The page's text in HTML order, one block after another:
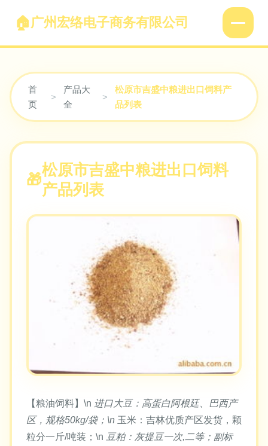
广州宏络电子商务有限公司
首
页
>
产品大
全
>
松原市吉盛中粮进出口饲料产
品列表
松原市吉盛中粮进出口饲料
产品列表
【粮油饲料】\n 进口大豆：高蛋白阿根廷、巴西产
区，规格50kg/袋；\n 玉米：吉林优质产区发货，颗
粒分一斤/吨装；\n 豆粕：灰提豆一次,二等；副标